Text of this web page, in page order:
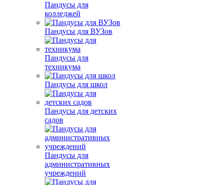
Пандусы для
колледжей
Пандусы для ВУЗов
Пандусы для
техникума
Пандусы для школ
Пандусы для детских
садов
Пандусы для
административных
учреждений